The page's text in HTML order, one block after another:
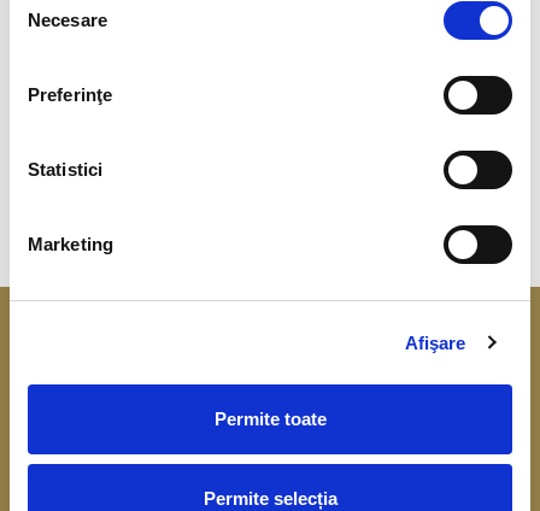
consimțământului
Necesare
Preferinţe
Statistici
Marketing
Afişare
Permite toate
Permite selecția